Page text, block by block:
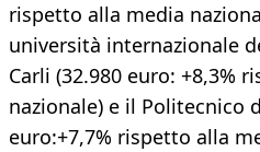
rispetto alla media
università internazionale
Carli (32.980 euro: +8,3%
nazionale) e il Politecnico
euro:+7,7% rispetto alla